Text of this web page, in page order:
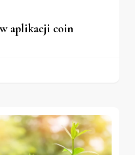
aplikacji coin